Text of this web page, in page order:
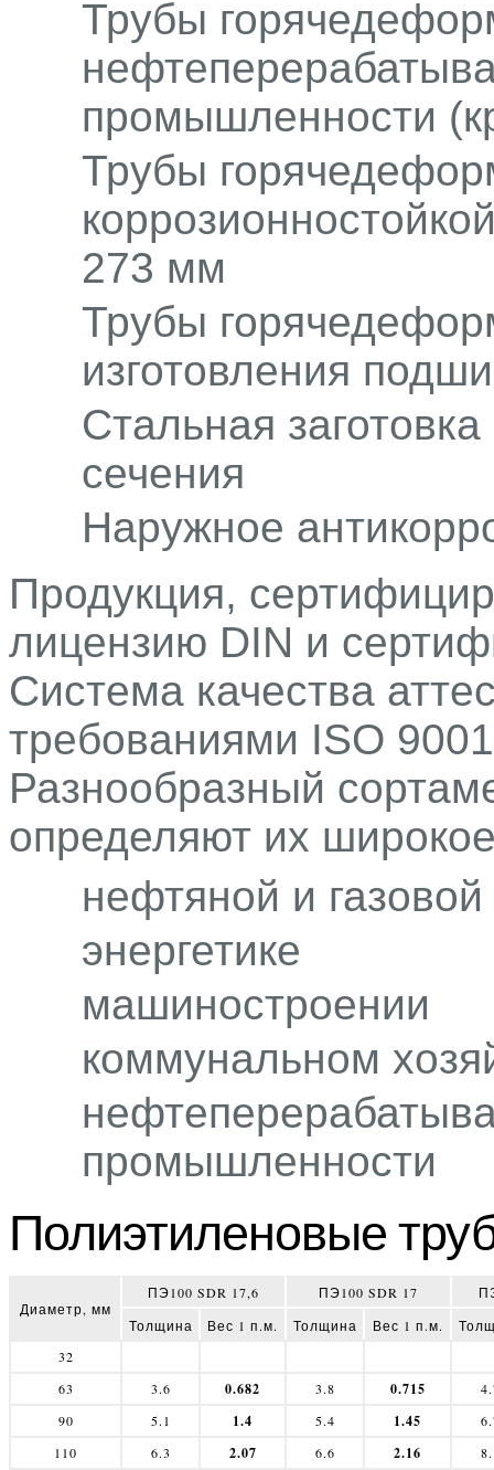
Трубы
промышленности
Трубы
273 мм
Трубы
изготовления
Стальная заготовка
сечения
Наружное
Продукция,
лицензию DIN и
Система качества
требованиями ISO
Разнообразный
определяют их
нефтяной и
энергетике
машиностроении
коммунальном
промышленности
Полиэтиленовые
Диаметр, мм
ПЭ100 SDR 17,6 ПЭ100 SDR 17
Толщина
Вес 1 п.м. Толщина Вес 1 п.м.
32
63
3.6 0.682 3.8 0.715
90
5.1 1.4 5.4 1.45
110
6.3 2.07 6.6 2.16